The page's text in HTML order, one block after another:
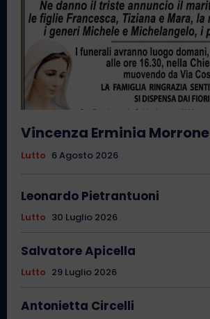
Vincenza Erminia Morrone
Lutto 6 Agosto 2026
Leonardo Pietrantuoni
Lutto 30 Luglio 2026
Salvatore Apicella
Lutto 29 Luglio 2026
Antonietta Circelli